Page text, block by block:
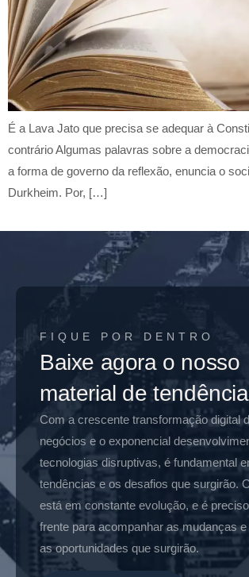
É a Lava Jato que precisa se adequar à
contrário Algumas palavras sobre a
a forma de governo da reflexão, enuncia o
Durkheim. Por, […]
FIQUE POR DENTRO
Baixe agora o nosso
material de
Com a crescente transformação digital
negócios e o exponencial
tecnologias disruptivas, é fundamental
tendências e os desafios que surgirão.
está em constante evolução, e é
frente para acompanhar as mudanças
as oportunidades que surgirão.